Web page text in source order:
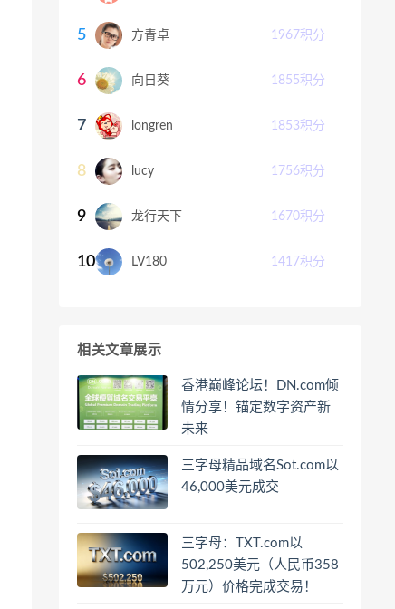
5 方青卓 1967积分
6 向日葵 1855积分
7 longren 1853积分
8 lucy 1756积分
9 龙行天下 1670积分
10 LV180 1417积分
相关文章展示
香港巅峰论坛！DN.com倾
情分享！锚定数字资产新
未来
三字母精品域名Sot.com以
46,000美元成交
三字母：TXT.com以
502,250美元（人民币358
万元）价格完成交易！